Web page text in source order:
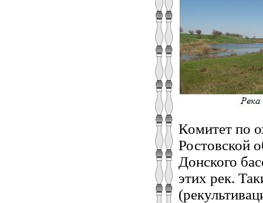
Комитет по
Ростовской
Донского
этих рек.